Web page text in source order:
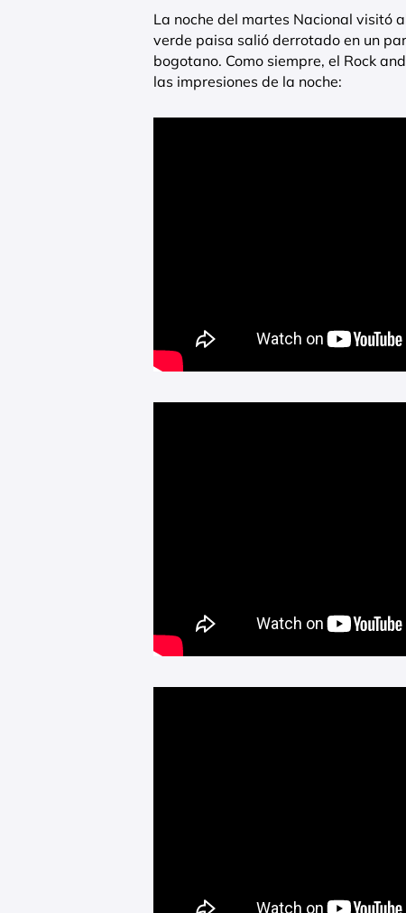
La noche del martes Nacional visitó
verde paisa salió derrotado en un
bogotano. Como siempre, el Rock
las impresiones de la noche: